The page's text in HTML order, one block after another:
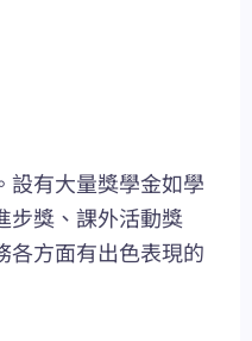
設有大量獎學金如學
步獎、課外活動獎
各方面有出色表現的